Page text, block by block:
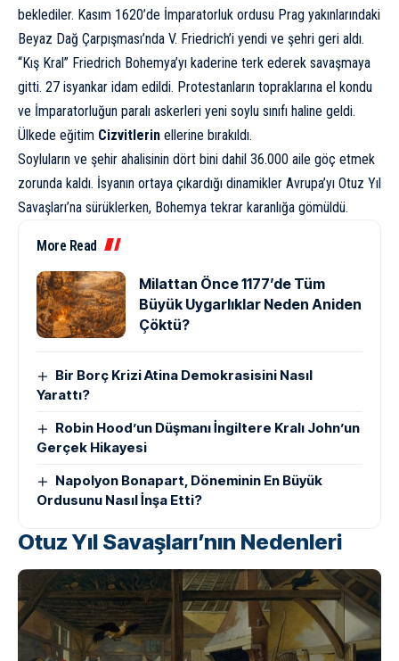
beklediler. Kasım 1620’de İmparatorluk ordusu Prag yakınlarındaki
Beyaz Dağ Çarpışması’nda V. Friedrich’i yendi ve şehri geri aldı.
“Kış Kral” Friedrich Bohemya’yı kaderine terk ederek savaşmaya
gitti. 27 isyankar idam edildi. Protestanların topraklarına el kondu
ve İmparatorluğun paralı askerleri yeni soylu sınıfı haline geldi.
Ülkede eğitim Cizvitlerin ellerine bırakıldı.
Soyluların ve şehir ahalisinin dört bini dahil 36.000 aile göç etmek
zorunda kaldı. İsyanın ortaya çıkardığı dinamikler Avrupa’yı Otuz Yıl
Savaşları’na sürüklerken, Bohemya tekrar karanlığa gömüldü.
More Read
Milattan Önce 1177’de Tüm
Büyük Uygarlıklar Neden Aniden
Çöktü?
Bir Borç Krizi Atina Demokrasisini Nasıl
Yarattı?
Robin Hood’un Düşmanı İngiltere Kralı John’un
Gerçek Hikayesi
Napolyon Bonapart, Döneminin En Büyük
Ordusunu Nasıl İnşa Etti?
Otuz Yıl Savaşları’nın Nedenleri